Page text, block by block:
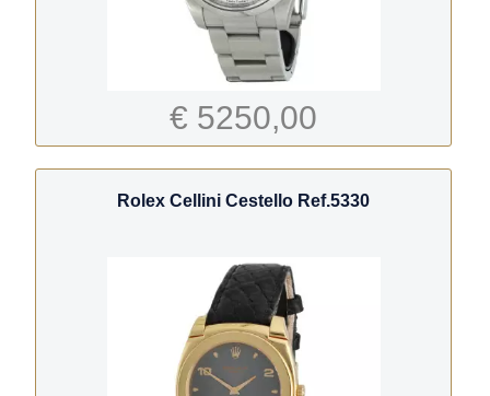
€ 5250,00
Rolex Cellini Cestello Ref.5330